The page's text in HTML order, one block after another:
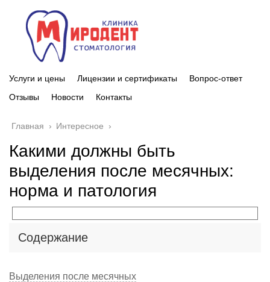
Услуги и цены Лицензии и сертификаты
Вопрос-ответ
Отзывы
Новости Контакты
Главная › Интересное ›
Какими должны быть
выделения после месячных:
норма и патология
Содержание
Выделения после месячных